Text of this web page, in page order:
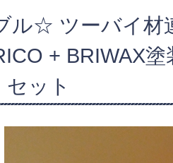
☆ ツーバイ材
+ BRIWAX塗
ット